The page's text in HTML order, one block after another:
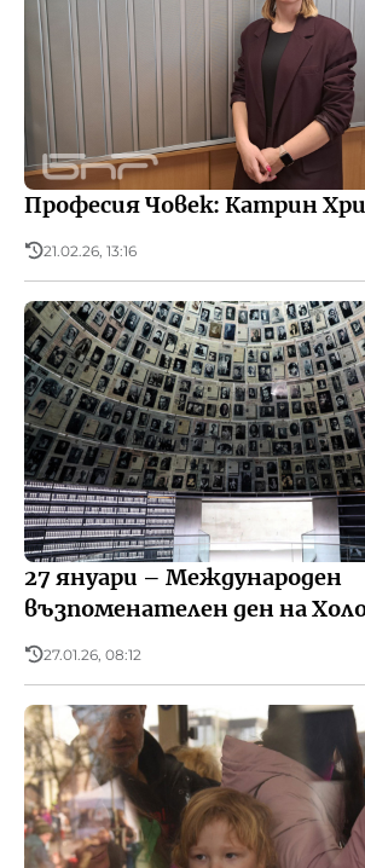
Професия Човек: Катрин
21.02.26, 13:16
27 януари – Международен
възпоменателен ден на
27.01.26, 08:12